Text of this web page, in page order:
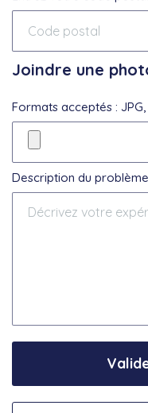
Joindre une
Formats acceptés : JPG,
Description du